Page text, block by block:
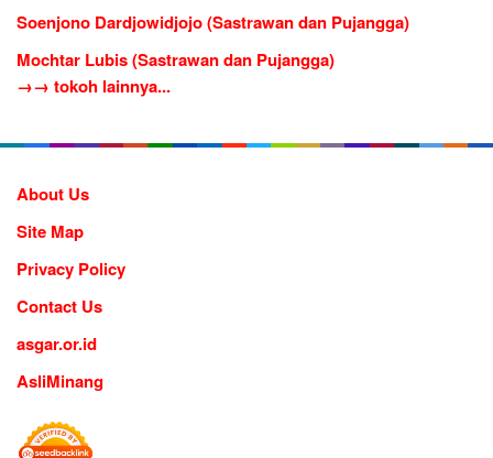
Soenjono Dardjowidjojo (Sastrawan dan Pujangga)
Mochtar Lubis (Sastrawan dan Pujangga)
→→ tokoh lainnya...
About Us
Site Map
Privacy Policy
Contact Us
asgar.or.id
AsliMinang